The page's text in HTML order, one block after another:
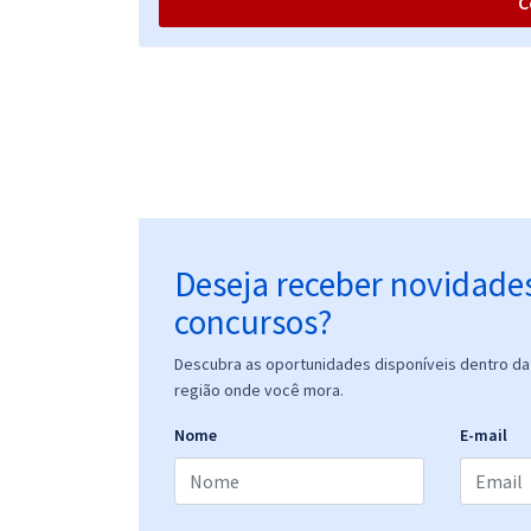
Educação - Técnico em Financiamento e Execução
FNDE - Fundo Nacional de Desenvolvimento da
Cargo: Técnico em Financiamento e Execução de
Programas e Projetos Educacionais
FNDE - Fundo Nacional de Desenvolvimento da
Educação - Especialista em Financiamento e
Deseja receber
concursos?
Descubra as oportunidades disponíveis dentro
região onde você mora.
Nome E-mail